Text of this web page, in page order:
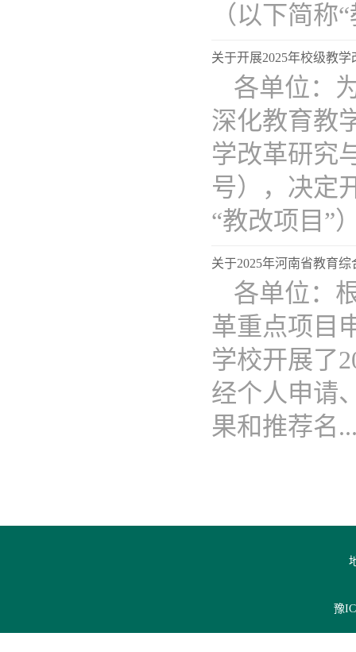
（以下简称
关于开展2025年校级教
各单位：
深化教育教
学改革研究
号），决定
“教改项目”
关于2025年河南省教育
各单位：
革重点项目
学校开展了
经个人申请
果和推荐名
豫